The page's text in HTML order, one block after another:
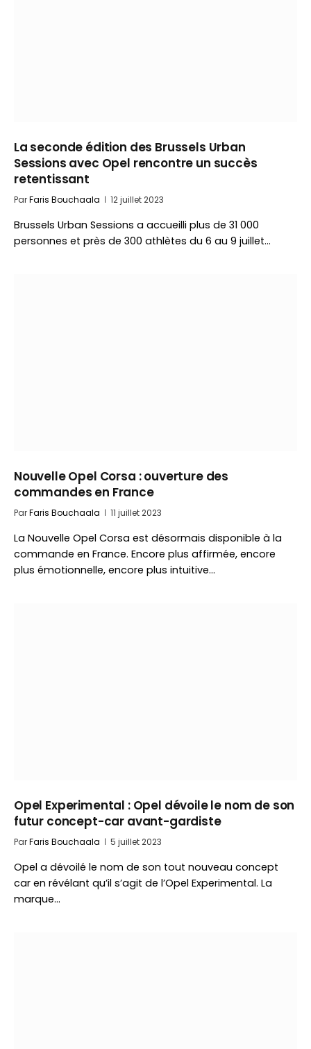
La seconde édition des Brussels Urban
Sessions avec Opel rencontre un succès
retentissant
ParFaris Bouchaala 12 juillet 2023
Brussels Urban Sessions a accueilli plus de 31 000
personnes et près de 300 athlètes du 6 au 9 juillet…
Nouvelle Opel Corsa : ouverture des
commandes en France
ParFaris Bouchaala 11 juillet 2023
La Nouvelle Opel Corsa est désormais disponible à la
commande en France. Encore plus affirmée, encore
plus émotionnelle, encore plus intuitive…
Opel Experimental : Opel dévoile le nom de son
futur concept-car avant-gardiste
ParFaris Bouchaala 5 juillet 2023
Opel a dévoilé le nom de son tout nouveau concept
car en révélant qu’il s’agit de l’Opel Experimental. La
marque…